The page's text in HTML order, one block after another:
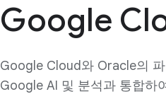
Google
Google Cloud와 Oracle의
Google AI 및 분석과 통합하